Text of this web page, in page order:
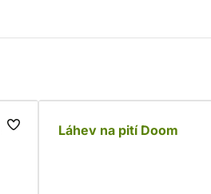
Láhev na pití Doom